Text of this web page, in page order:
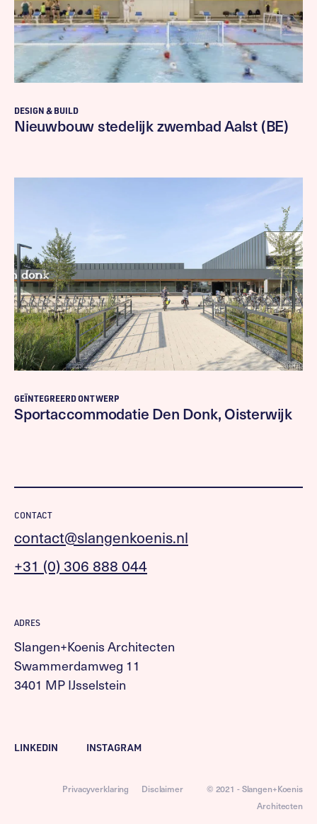
DESIGN & BUILD
Nieuwbouw stedelijk zwembad Aalst (BE)
GEÏNTEGREERD ONTWERP
Sportaccommodatie Den Donk, Oisterwijk
CONTACT
contact@slangenkoenis.nl
+31 (0) 306 888 044
ADRES
Slangen+Koenis Architecten
Swammerdamweg 11
3401 MP IJsselstein
LINKEDIN INSTAGRAM
Privacyverklaring Disclaimer
© 2021 - Slangen+Koenis
Architecten